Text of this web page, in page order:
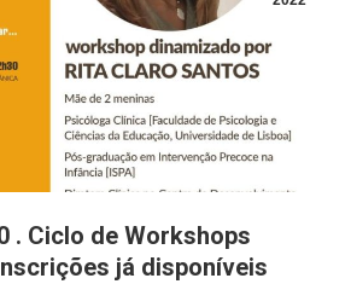
. Ciclo de Workshops
já disponíveis